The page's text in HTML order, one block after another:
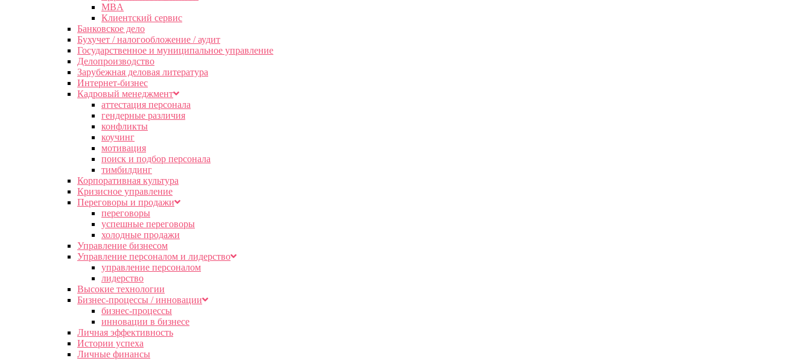
MBA
Клиентский сервис
Банковское дело
Бухучет / налогообложение / аудит
Государственное и муниципальное управление
Делопроизводство
Зарубежная деловая литература
Интернет-бизнес
Кадровый менеджмент
аттестация персонала
гендерные различия
конфликты
коучинг
мотивация
поиск и подбор персонала
тимбилдинг
Корпоративная культура
Кризисное управление
Переговоры и продажи
переговоры
успешные переговоры
холодные продажи
Управление бизнесом
Управление персоналом и лидерство
управление персоналом
лидерство
Высокие технологии
Бизнес-процессы / инновации
бизнес-процессы
инновации в бизнесе
Личная эффективность
Истории успеха
Личные финансы